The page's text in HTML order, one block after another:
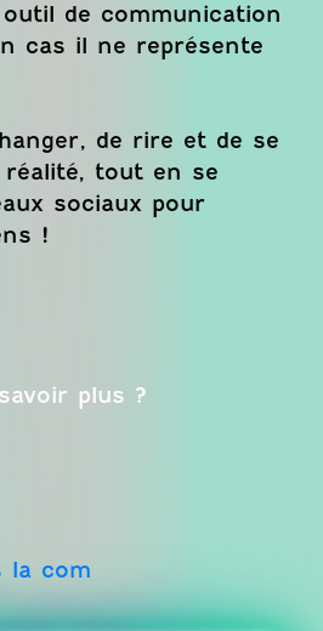
de communication
cas il ne représente
de rire et de se
tout en se
sociaux pour
!
plus ?
la com